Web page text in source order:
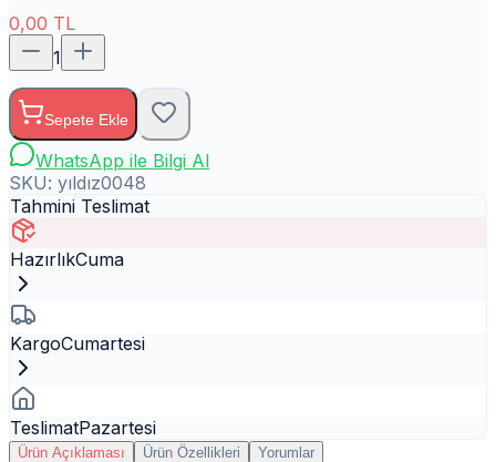
0,00 TL
1
Sepete Ekle
WhatsApp ile Bilgi Al
SKU: yıldız0048
Tahmini Teslimat
HazırlıkCuma
KargoCumartesi
TeslimatPazartesi
Ürün Açıklaması Ürün Özellikleri Yorumlar